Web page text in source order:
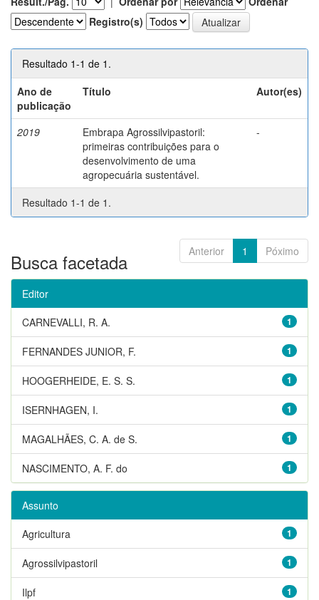
Registro(s)
Resultado 1-1 de 1.
Ano de
publicação
Título Autor(es)
2019
Embrapa Agrossilvipastoril:
primeiras contribuições para o
desenvolvimento de uma
agropecuária sustentável.
-
Resultado 1-1 de 1.
Anterior 1 Póximo
Busca facetada
Editor
1
CARNEVALLI, R. A.
1
FERNANDES JUNIOR, F.
1
HOOGERHEIDE, E. S. S.
1
ISERNHAGEN, I.
1
MAGALHÃES, C. A. de S.
1
NASCIMENTO, A. F. do
Assunto
1
Agricultura
1
Agrossilvipastoril
1
Ilpf